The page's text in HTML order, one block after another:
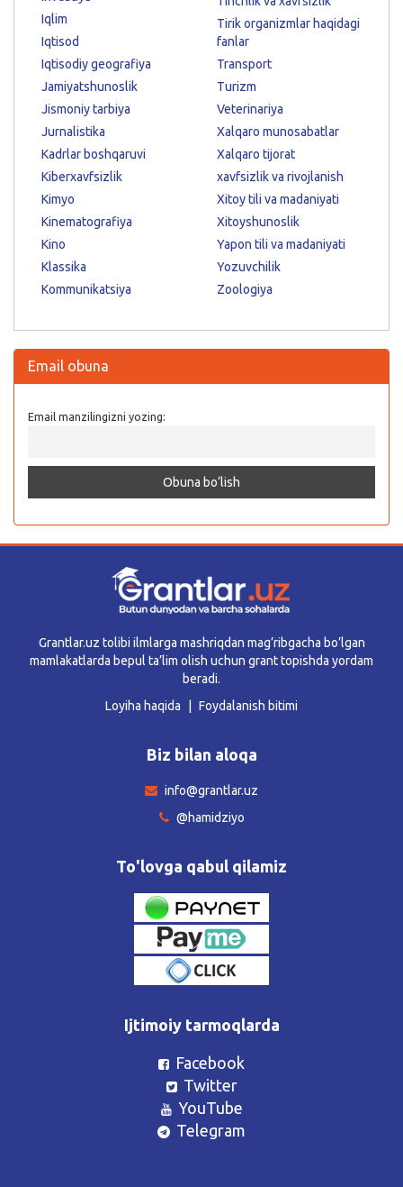
Iqlim
Iqtisod
Iqtisodiy geografiya
Jamiyatshunoslik
Jismoniy tarbiya
Jurnalistika
Kadrlar boshqaruvi
Kiberxavfsizlik
Kimyo
Kinematografiya
Kino
Klassika
Kommunikatsiya
Tirik organizmlar haqidagi
fanlar
Transport
Turizm
Veterinariya
Xalqaro munosabatlar
Xalqaro tijorat
xavfsizlik va rivojlanish
Xitoy tili va madaniyati
Xitoyshunoslik
Yapon tili va madaniyati
Yozuvchilik
Zoologiya
Email obuna
Email manzilingizni yozing:
Grantlar.uz tolibi ilmlarga mashriqdan mag’ribgacha bo’lgan
mamlakatlarda bepul ta’lim olish uchun grant topishda yordam
beradi.
Loyiha haqida
Foydalanish bitimi
Biz bilan aloqa
info@grantlar.uz
@hamidziyo
To'lovga qabul qilamiz
Ijtimoiy tarmoqlarda
Facebook
Twitter
YouTube
Telegram